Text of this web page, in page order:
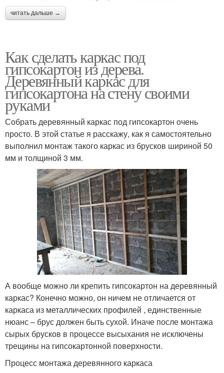
читать дальше →
Как сделать каркас под
гипсокартон из дерева.
Деревянный каркас для
гипсокартона на стену своими
руками
Собрать деревянный каркас под гипсокартон очень
просто. В этой статье я расскажу, как я самостоятельно
выполнил монтаж такого каркас из брусков шириной 50
мм и толщиной 3 мм.
А вообще можно ли крепить гипсокартон на деревянный
каркас? Конечно можно, он ничем не отличается от
каркаса из металлических профилей , единственные
нюанс – брус должен быть сухой. Иначе после монтажа
сырых брусков в процессе высыхания не исключены
трещины на гипсокартонной поверхности.
Процесс монтажа деревянного каркаса